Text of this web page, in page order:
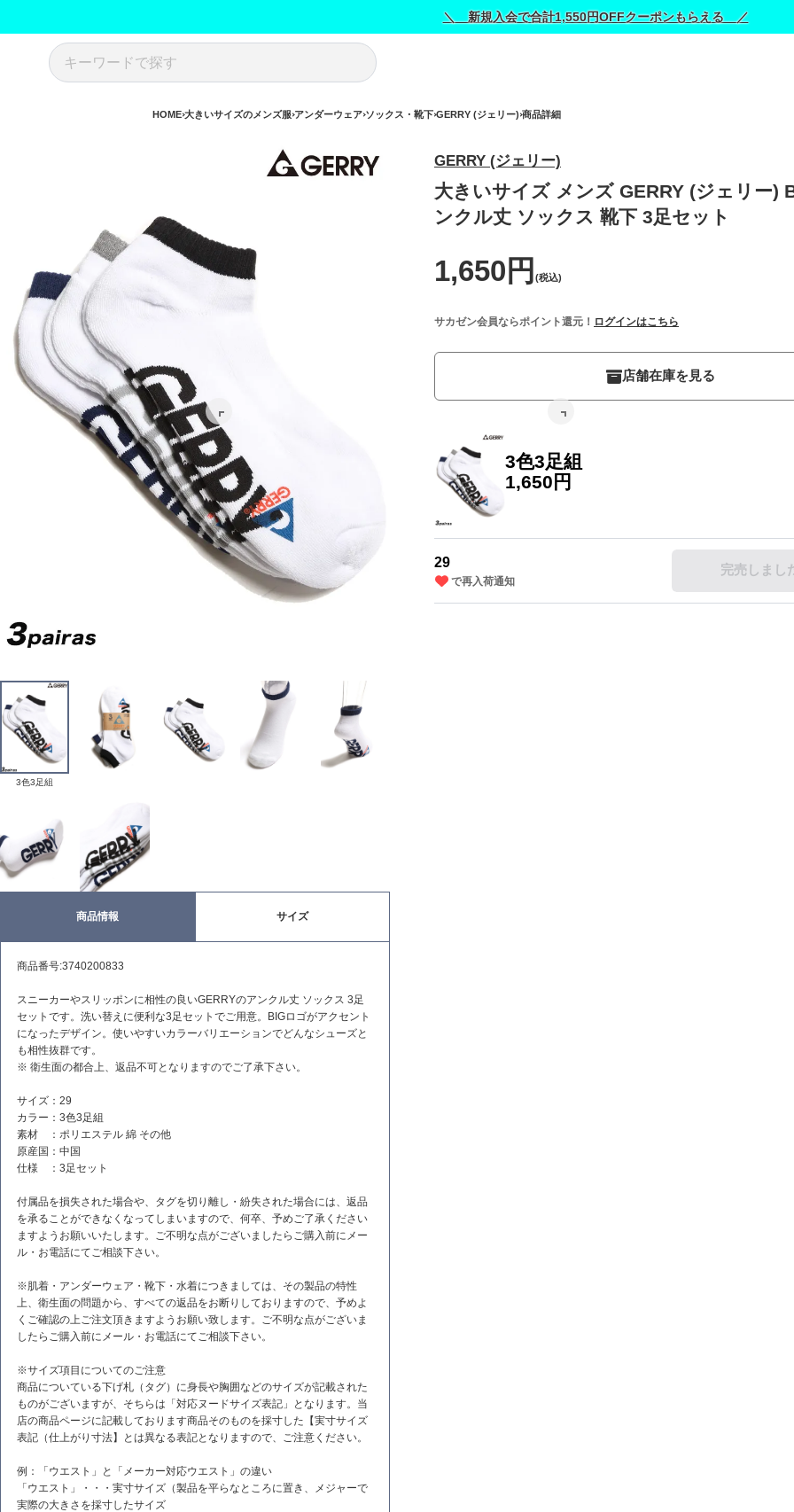
＼ 新規入会で合計1,550円OFFクーポンもらえる ／
HOME 大きいサイズのメンズ服 アンダーウェア ソックス・靴下 GERRY (ジェリー) 商品詳細
GERRY (ジェリー)
大きいサイズ メンズ GERRY (ジェリー)
ンクル丈 ソックス 靴下 3足セット
1,650円 (税込)
サカゼン会員ならポイント還元！ ログインはこちら
店舗在庫を見る
3色3足組
1,650円
29
で再入荷通知
完売しまし
3色3足組
商品情報 サイズ
商品番号:3740200833
スニーカーやスリッポンに相性の良いGERRYのアンクル丈 ソックス 3足
セットです。洗い替えに便利な3足セットでご用意。BIGロゴがアクセント
になったデザイン。使いやすいカラーバリエーションでどんなシューズと
も相性抜群です。
※ 衛生面の都合上、返品不可となりますのでご了承下さい。
サイズ：29
カラー：3色3足組
素材 ：ポリエステル 綿 その他
原産国：中国
仕様 ：3足セット
付属品を損失された場合や、タグを切り離し・紛失された場合には、返品
を承ることができなくなってしまいますので、何卒、予めご了承ください
ますようお願いいたします。ご不明な点がございましたらご購入前にメー
ル・お電話にてご相談下さい。
※肌着・アンダーウェア・靴下・水着につきましては、その製品の特性
上、衛生面の問題から、すべての返品をお断りしておりますので、予めよ
くご確認の上ご注文頂きますようお願い致します。ご不明な点がございま
したらご購入前にメール・お電話にてご相談下さい。
※サイズ項目についてのご注意
商品についている下げ札（タグ）に身長や胸囲などのサイズが記載された
ものがございますが、そちらは「対応ヌードサイズ表記」となります。当
店の商品ページに記載しております商品そのものを採寸した【実寸サイズ
表記（仕上がり寸法】とは異なる表記となりますので、ご注意ください。
例：「ウエスト」と「メーカー対応ウエスト」の違い
「ウエスト」・・・実寸サイズ（製品を平らなところに置き、メジャーで
実際の大きさを採寸したサイズ